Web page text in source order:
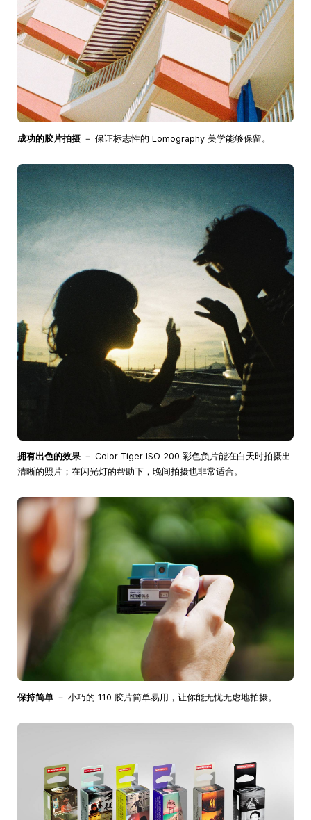
成功的胶片拍摄 － 保证标志性的 Lomography 美学能够保留。
拥有出色的效果 － Color Tiger ISO 200 彩色负片能在白天时拍摄出
清晰的照片；在闪光灯的帮助下，晚间拍摄也非常适合。
保持简单 － 小巧的 110 胶片简单易用，让你能无忧无虑地拍摄。